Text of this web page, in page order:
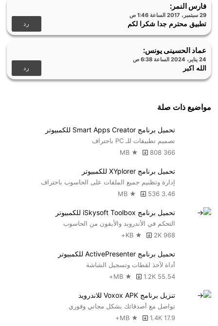
Google Earth يمكنك التجول عبر الجو في رحلة ثلاثية الأبعاد لزيارة
مستوى الشارع من خلال ميزة التجوّل الافتراضي المدمجة .
Google Earth يمكنك استخدام ميزة Tour Guide لاستكشاف
الأماكن الجديدة والمثيرة .
والطائرات في الجو، وللاطلاع على مسارات المشي لمسافات
طويلة، وغير ذلك الكثير .
فارس النمر :
29 سبتمبر، 2017 الساعة 1:46 ص
تطبيق محترم جدا شكرا لكم رد
عماد الحسينى يونس:
24 يناير، 2024 الساعة 6:38 ص
الله اكبر رد
مواضيع ذات صلة
تحميل برنامج Smart Apps Creator للكمبيوتر
تصميم تطبيقات للـ PC باحتراف
366 MB ★
808
تحميل برنامج XYplorer للكمبيوتر
إدارة وتظنيم جميع الملفات على الحاسوب باحتراف
3.46 MB ★
536
تحميل برنامج iSkysoft Toolbox للكمبيوتر
التحكم في الأندرويد والأيفون من الحاسوب
968 KB ★
2K+
تحميل برنامج ActivePresenter للكمبيوتر
أداة لأخذ لقطات وتسجيل الشاشة
55.54 MB ★
1.2K+
تنزيل برنامج Voxox APK للاندرويد
تواصل مع أصدقائك بشكل مجاني وفوري
17.9 MB ★
1.4K+